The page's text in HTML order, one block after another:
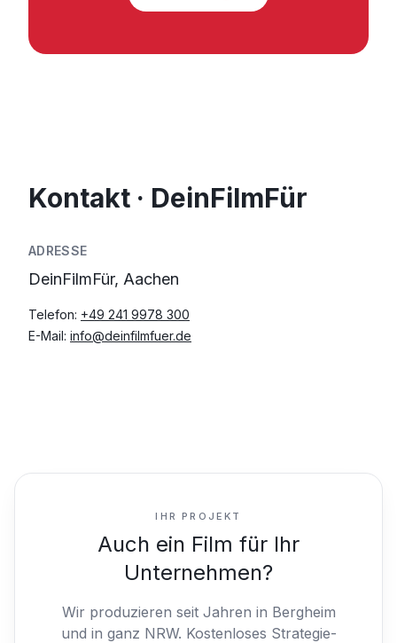
Kontakt · DeinFilmFür
ADRESSE
DeinFilmFür, Aachen
Telefon: +49 241 9978 300
E-Mail: info@deinfilmfuer.de
IHR PROJEKT
Auch ein Film für Ihr
Unternehmen?
Wir produzieren seit Jahren in Bergheim
und in ganz NRW. Kostenloses Strategie-